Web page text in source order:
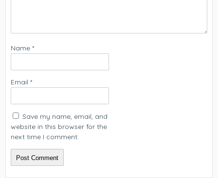
Name*
Email*
Save my name, email, and
website in this browser for the
next time I comment.